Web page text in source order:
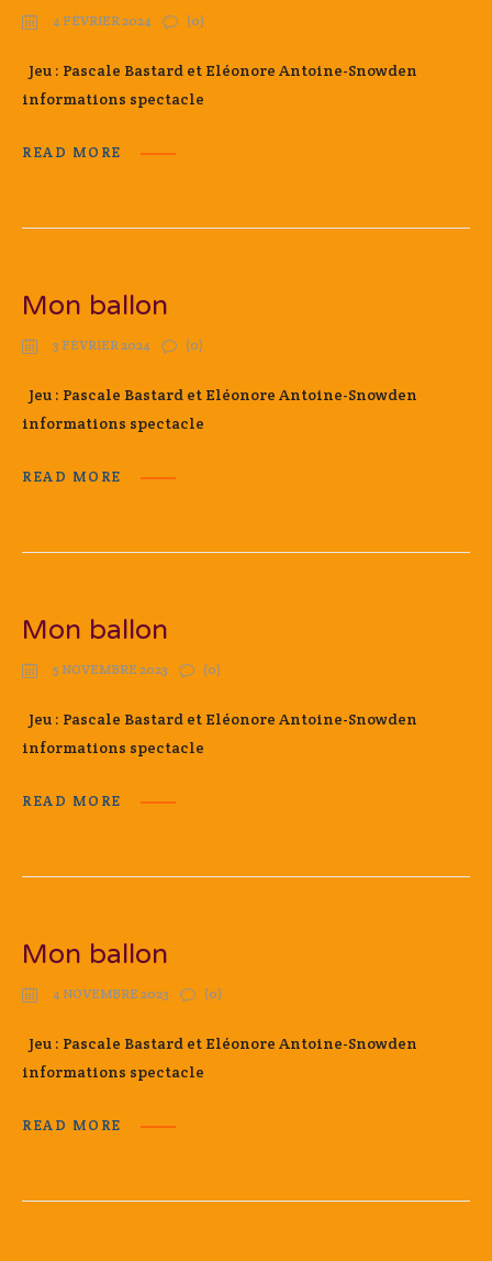
4 FÉVRIER 2024 (0)
Jeu : Pascale Bastard et Eléonore Antoine-Snowden
informations spectacle
READ MORE
Mon ballon
3 FÉVRIER 2024 (0)
Jeu : Pascale Bastard et Eléonore Antoine-Snowden
informations spectacle
READ MORE
Mon ballon
5 NOVEMBRE 2023 (0)
Jeu : Pascale Bastard et Eléonore Antoine-Snowden
informations spectacle
READ MORE
Mon ballon
4 NOVEMBRE 2023 (0)
Jeu : Pascale Bastard et Eléonore Antoine-Snowden
informations spectacle
READ MORE